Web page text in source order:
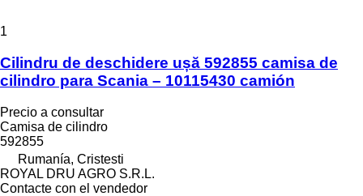
1
Cilindru de deschidere ușă 592855 camisa de
cilindro para Scania – 10115430 camión
Precio a consultar
Camisa de cilindro
592855
Rumanía, Cristesti
ROYAL DRU AGRO S.R.L.
Contacte con el vendedor